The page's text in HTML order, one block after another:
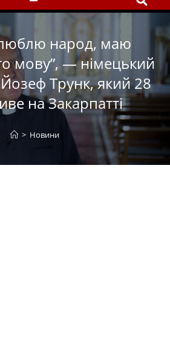
народ, маю
мову”, — німецький
Трунк, який 28
на Закарпатті
> Новини